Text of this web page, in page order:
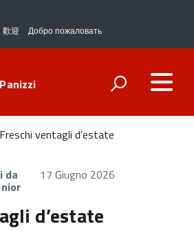
歡迎 Добро пожаловать
Freschi ventagli d’estate
da 17 Giugno 2026
d’estate